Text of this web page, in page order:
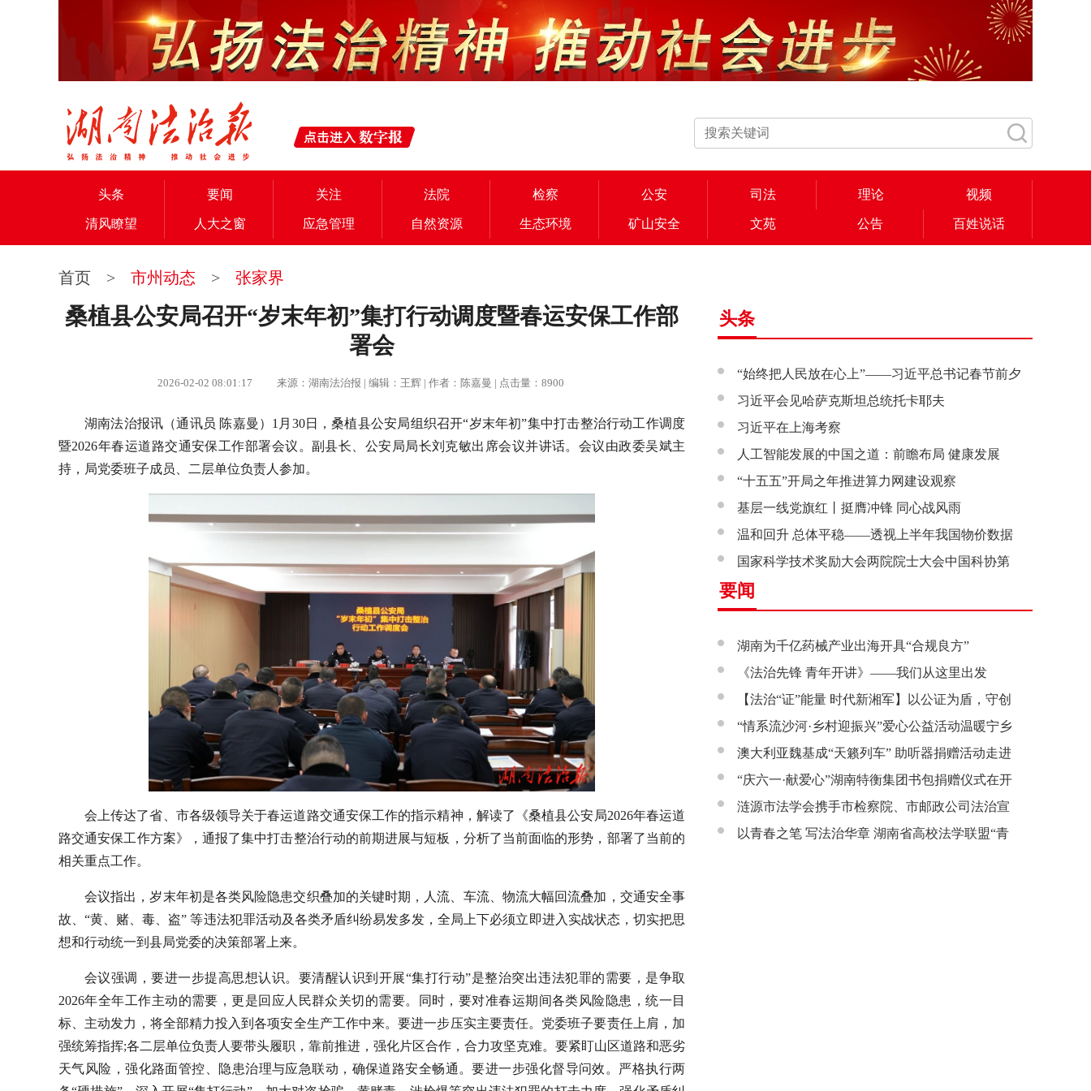
头条 要闻 关注 法院 检察 公安 司法 理论 视频
清风瞭望 人大之窗 应急管理 自然资源 生态环境 矿山安全 文苑 公告 百姓说话
首页 > 市州动态 > 张家界
桑植县公安局召开“岁末年初”集打行动调度暨春运安保工作部
署会
2026-02-02 08:01:17 来源：湖南法治报 | 编辑：王辉 | 作者：陈嘉曼 | 点击量：8900
湖南法治报讯（通讯员 陈嘉曼） 1月30日，桑植县公安局组织召开“岁末年初”集中打击整治行动工作调度
暨2026年春运道路交通安保工作部署会议。副县长、公安局局长刘克敏出席会议并讲话。会议由政委吴斌主
持，局党委班子成员、二层单位负责人参加。
会上传达了省、市各级领导关于春运道路交通安保工作的指示精神，解读了《桑植县公安局2026年春运道
路交通安保工作方案》，通报了集中打击整治行动的前期进展与短板，分析了当前面临的形势，部署了当前的
相关重点工作。
会议指出，岁末年初是各类风险隐患交织叠加的关键时期，人流、车流、物流大幅回流叠加，交通安全事
故、“黄、赌、毒、盗” 等违法犯罪活动及各类矛盾纠纷易发多发，全局上下必须立即进入实战状态，切实把思
想和行动统一到县局党委的决策部署上来。
会议强调，要进一步提高思想认识。要清醒认识到开展“集打行动”是整治突出违法犯罪的需要，是争取
2026年全年工作主动的需要，更是回应人民群众关切的需要。同时，要对准春运期间各类风险隐患，统一目
标、主动发力，将全部精力投入到各项安全生产工作中来。要进一步压实主要责任。党委班子要责任上肩，加
强统筹指挥;各二层单位负责人要带头履职，靠前推进，强化片区合作，合力攻坚克难。要紧盯山区道路和恶劣
天气风险，强化路面管控、隐患治理与应急联动，确保道路安全畅通。要进一步强化督导问效。严格执行两
头条
“始终把人民放在心上”——习近平总书记春节前夕
赴辽宁看望慰问基层干部群众纪实
习近平会见哈萨克斯坦总统托卡耶夫
习近平在上海考察
人工智能发展的中国之道：前瞻布局 健康发展
“十五五”开局之年推进算力网建设观察
基层一线党旗红丨挺膺冲锋 同心战风雨
温和回升 总体平稳——透视上半年我国物价数据
国家科学技术奖励大会两院院士大会中国科协第
十一次全国代表大会在京召开
要闻
湖南为千亿药械产业出海开具“合规良方”
《法治先锋 青年开讲》——我们从这里出发
【法治“证”能量 时代新湘军】以公证为盾，守创
新之魂 湖南青年公证人为知识产权保护筑牢防线
“情系流沙河·乡村迎振兴”爱心公益活动温暖宁乡
市流沙河镇
澳大利亚魏基成“天籁列车” 助听器捐赠活动走进
开慧镇
“庆六一·献爱心”湖南特衡集团书包捐赠仪式在开
慧镇举行
涟源市法学会携手市检察院、市邮政公司法治宣
讲走进七星街镇仙洞中学
以青春之笔 写法治华章 湖南省高校法学联盟“青